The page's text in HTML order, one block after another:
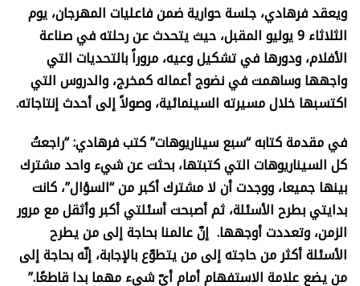
ويعقد فرهادي، جلسة حوارية ضمن فاعليات المهرجان، يوم
الثلاثاء 9 يوليو المقبل، حيث يتحدث عن رحلته في صناعة
الأفلام، ودورها في تشكيل وعيه، مروراً بالتحديات التي
واجهها وساهمت في نضوج أعماله كمخرج، والدروس التي
اكتسبها خلال مسيرته السينمائية، وصولاً إلى أحدث إنتاجاته.
في مقدمة كتابه “سبع سيناريوهات” كتب فرهادي: “راجعتُ
كل السيناريوهات التي كتبتها، بحثت عن شيء واحد مشترك
بينها جميعا، ووجدت أن لا مشترك أكبر من “السؤال”، كانت
بدايتي بطرح الأسئلة، ثم أصبحت أسئلتي أكبر وأثقل مع مرور
الزمن، وتعددت أوجهها. إنّ عالمنا بحاجة إلى من يطرح
الأسئلة أكثر من حاجته إلى من يتطوّع بالإجابة، إنّه بحاجة إلى
من يضع علامة الاستفهام أمام أيّ شيء مهما بدا قاطعًا.”